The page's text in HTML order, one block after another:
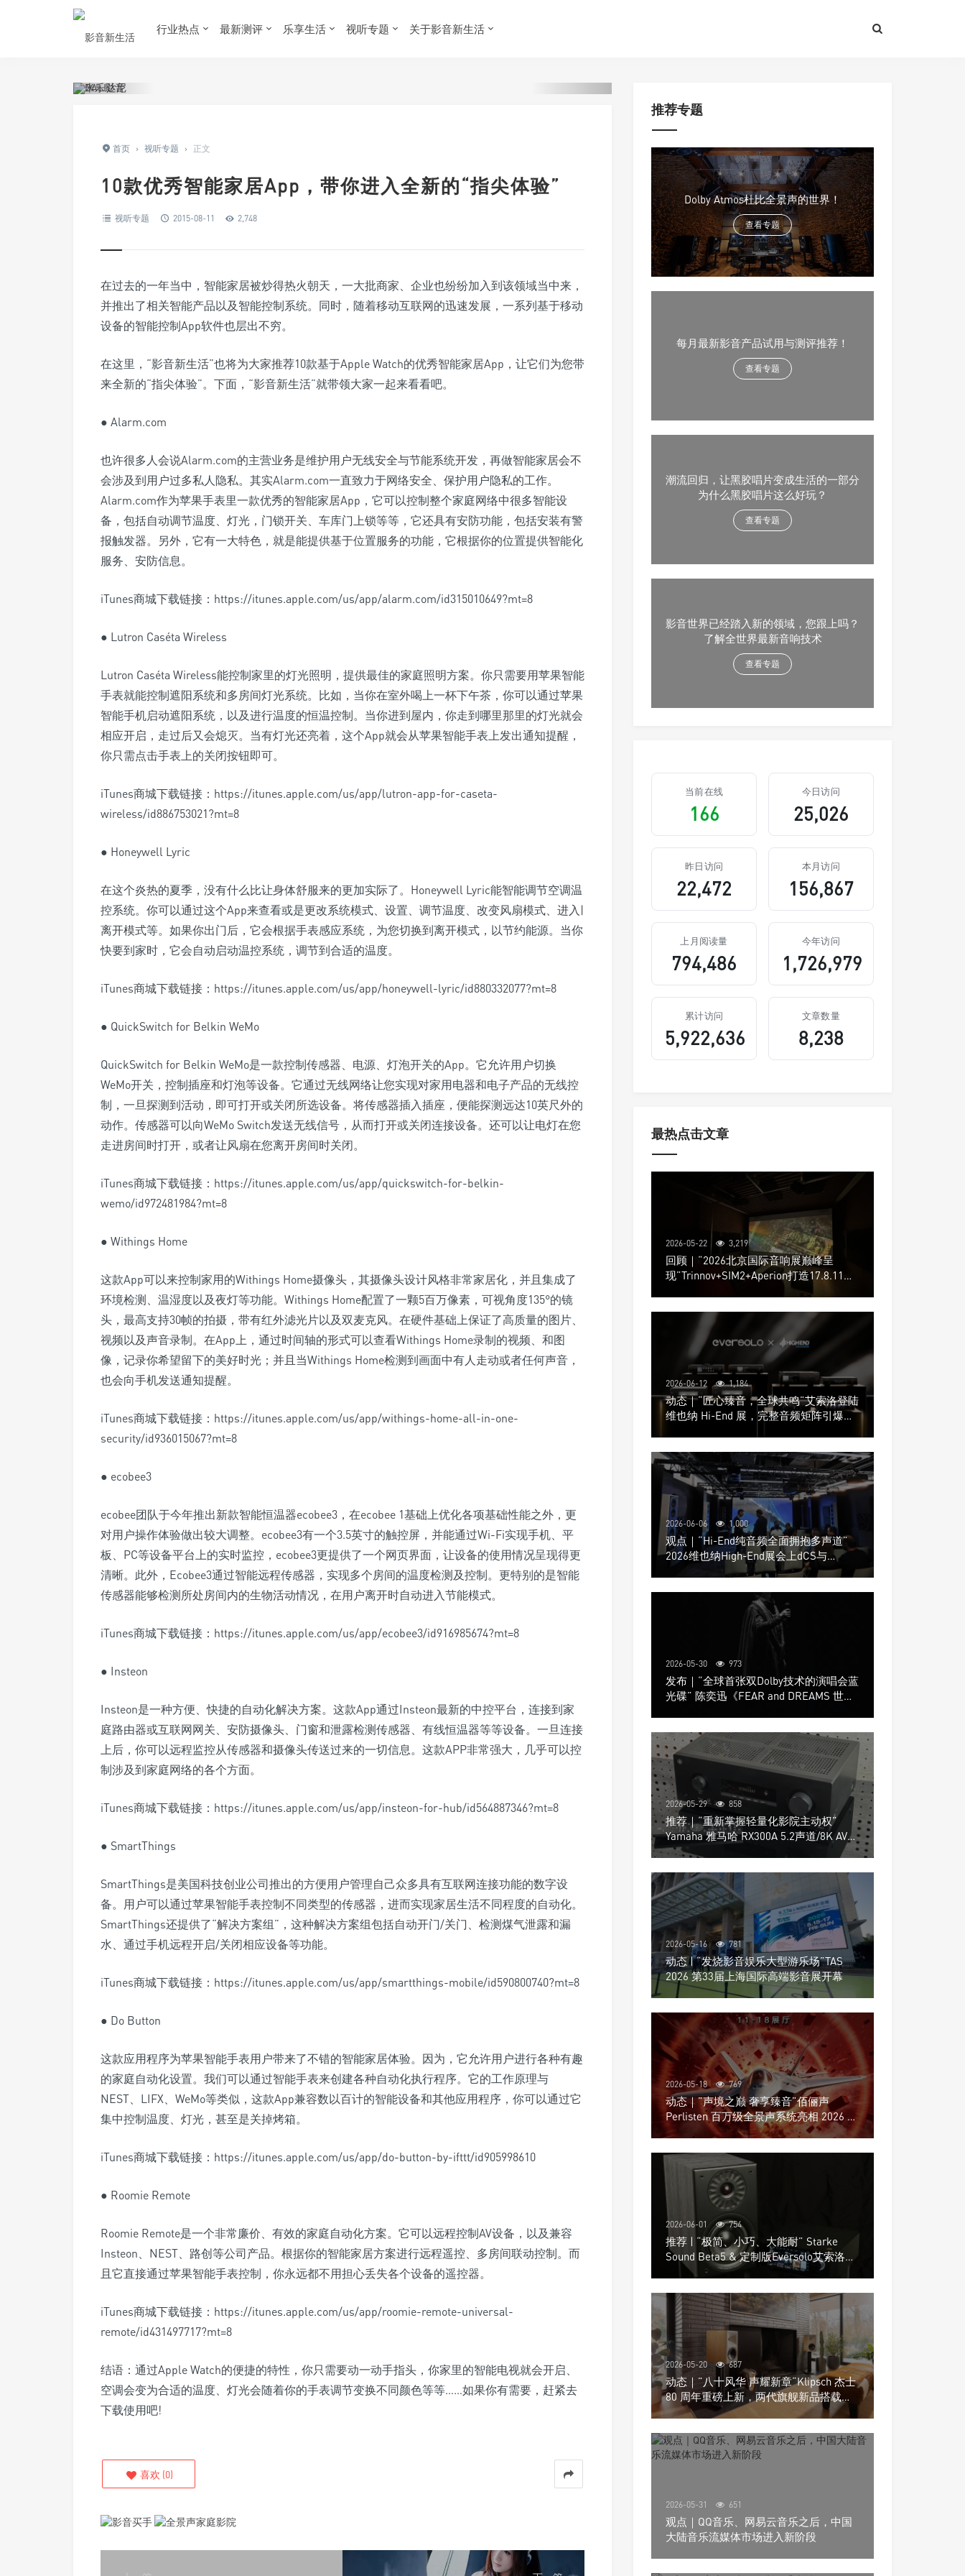
行业热点 最新测评 乐享生活 视听专题 关于影音新生活
首页 › 视听专题 › 正文
10款优秀智能家居App，带你进入全新的“指尖体验”
视听专题 2015-08-11 2,748
在过去的一年当中，智能家居被炒得热火朝天，一大批商家、企业也纷纷加入到该领域当中来，
并推出了相关智能产品以及智能控制系统。同时，随着移动互联网的迅速发展，一系列基于移动
设备的智能控制App软件也层出不穷。
在这里，“影音新生活”也将为大家推荐10款基于Apple Watch的优秀智能家居App，让它们为您带
来全新的“指尖体验”。下面，“影音新生活”就带领大家一起来看看吧。
● Alarm.com
也许很多人会说Alarm.com的主营业务是维护用户无线安全与节能系统开发，再做智能家居会不
会涉及到用户过多私人隐私。其实Alarm.com一直致力于网络安全、保护用户隐私的工作。
Alarm.com作为苹果手表里一款优秀的智能家居App，它可以控制整个家庭网络中很多智能设
备，包括自动调节温度、灯光，门锁开关、车库门上锁等等，它还具有安防功能，包括安装有警
报触发器。另外，它有一大特色，就是能提供基于位置服务的功能，它根据你的位置提供智能化
服务、安防信息。
iTunes商城下载链接：https://itunes.apple.com/us/app/alarm.com/id315010649?mt=8
● Lutron Caséta Wireless
Lutron Caséta Wireless能控制家里的灯光照明，提供最佳的家庭照明方案。你只需要用苹果智能
手表就能控制遮阳系统和多房间灯光系统。比如，当你在室外喝上一杯下午茶，你可以通过苹果
智能手机启动遮阳系统，以及进行温度的恒温控制。当你进到屋内，你走到哪里那里的灯光就会
相应开启，走过后又会熄灭。当有灯光还亮着，这个App就会从苹果智能手表上发出通知提醒，
你只需点击手表上的关闭按钮即可。
iTunes商城下载链接：https://itunes.apple.com/us/app/lutron-app-for-caseta-
wireless/id886753021?mt=8
● Honeywell Lyric
在这个炎热的夏季，没有什么比让身体舒服来的更加实际了。Honeywell Lyric能智能调节空调温
控系统。你可以通过这个App来查看或是更改系统模式、设置、调节温度、改变风扇模式、进入|
离开模式等。如果你出门后，它会根据手表感应系统，为您切换到离开模式，以节约能源。当你
快要到家时，它会自动启动温控系统，调节到合适的温度。
iTunes商城下载链接：https://itunes.apple.com/us/app/honeywell-lyric/id880332077?mt=8
● QuickSwitch for Belkin WeMo
QuickSwitch for Belkin WeMo是一款控制传感器、电源、灯泡开关的App。它允许用户切换
WeMo开关，控制插座和灯泡等设备。它通过无线网络让您实现对家用电器和电子产品的无线控
制，一旦探测到活动，即可打开或关闭所选设备。将传感器插入插座，便能探测远达10英尺外的
动作。传感器可以向WeMo Switch发送无线信号，从而打开或关闭连接设备。还可以让电灯在您
走进房间时打开，或者让风扇在您离开房间时关闭。
iTunes商城下载链接：https://itunes.apple.com/us/app/quickswitch-for-belkin-
wemo/id972481984?mt=8
● Withings Home
这款App可以来控制家用的Withings Home摄像头，其摄像头设计风格非常家居化，并且集成了
环境检测、温湿度以及夜灯等功能。Withings Home配置了一颗5百万像素，可视角度135°的镜
头，最高支持30帧的拍摄，带有红外滤光片以及双麦克风。在硬件基础上保证了高质量的图片、
视频以及声音录制。在App上，通过时间轴的形式可以查看Withings Home录制的视频、和图
像，记录你希望留下的美好时光；并且当Withings Home检测到画面中有人走动或者任何声音，
也会向手机发送通知提醒。
iTunes商城下载链接：https://itunes.apple.com/us/app/withings-home-all-in-one-
security/id936015067?mt=8
● ecobee3
ecobee团队于今年推出新款智能恒温器ecobee3，在ecobee 1基础上优化各项基础性能之外，更
对用户操作体验做出较大调整。ecobee3有一个3.5英寸的触控屏，并能通过Wi-Fi实现手机、平
板、PC等设备平台上的实时监控，ecobee3更提供了一个网页界面，让设备的使用情况呈现得更
清晰。此外，Ecobee3通过智能远程传感器，实现多个房间的温度检测及控制。更特别的是智能
传感器能够检测所处房间内的生物活动情况，在用户离开时自动进入节能模式。
iTunes商城下载链接：https://itunes.apple.com/us/app/ecobee3/id916985674?mt=8
● Insteon
Insteon是一种方便、快捷的自动化解决方案。这款App通过Insteon最新的中控平台，连接到家
庭路由器或互联网网关、安防摄像头、门窗和泄露检测传感器、有线恒温器等等设备。一旦连接
上后，你可以远程监控从传感器和摄像头传送过来的一切信息。这款APP非常强大，几乎可以控
制涉及到家庭网络的各个方面。
iTunes商城下载链接：https://itunes.apple.com/us/app/insteon-for-hub/id564887346?mt=8
● SmartThings
SmartThings是美国科技创业公司推出的方便用户管理自己众多具有互联网连接功能的数字设
备。用户可以通过苹果智能手表控制不同类型的传感器，进而实现家居生活不同程度的自动化。
SmartThings还提供了“解决方案组”，这种解决方案组包括自动开门/关门、检测煤气泄露和漏
水、通过手机远程开启/关闭相应设备等功能。
iTunes商城下载链接：https://itunes.apple.com/us/app/smartthings-mobile/id590800740?mt=8
● Do Button
这款应用程序为苹果智能手表用户带来了不错的智能家居体验。因为，它允许用户进行各种有趣
的家庭自动化设置。我们可以通过智能手表来创建各种自动化执行程序。它的工作原理与
NEST、LIFX、WeMo等类似，这款App兼容数以百计的智能设备和其他应用程序，你可以通过它
集中控制温度、灯光，甚至是关掉烤箱。
iTunes商城下载链接：https://itunes.apple.com/us/app/do-button-by-ifttt/id905998610
● Roomie Remote
Roomie Remote是一个非常廉价、有效的家庭自动化方案。它可以远程控制AV设备，以及兼容
Insteon、NEST、路创等公司产品。根据你的智能家居方案进行远程遥控、多房间联动控制。而
且它直接通过苹果智能手表控制，你永远都不用担心丢失各个设备的遥控器。
iTunes商城下载链接：https://itunes.apple.com/us/app/roomie-remote-universal-
remote/id431497717?mt=8
结语：通过Apple Watch的便捷的特性，你只需要动一动手指头，你家里的智能电视就会开启、
空调会变为合适的温度、灯光会随着你的手表调节变换不同颜色等等……如果你有需要，赶紧去
下载使用吧!
喜欢 (0)
推荐专题
Dolby Atmos杜比全景声的世界！
查看专题
每月最新影音产品试用与测评推荐！
查看专题
潮流回归，让黑胶唱片变成生活的一部分
为什么黑胶唱片这么好玩？
查看专题
影音世界已经踏入新的领域，您跟上吗？
了解全世界最新音响技术
查看专题
当前在线
166
今日访问
25,026
昨日访问
22,472
本月访问
156,867
上月阅读量
794,486
今年访问
1,726,979
累计访问
5,922,636
文章数量
8,238
最热点击文章
2026-05-22 3,219
回顾｜“2026北京国际音响展巅峰呈
现”Trinnov+SIM2+Aperion打造17.8.11声
2026-06-12 1,184
动态｜“匠心臻音，全球共鸣”艾索洛登陆
维也纳 Hi-End 展，完整音频矩阵引爆关
2026-06-06 1,000
观点｜“Hi-End纯音频全面拥抱多声道”
2026维也纳High-End展会上dCS与
Trinnov Audio搭建多声道演示系统
2026-05-30 973
发布｜“全球首张双Dolby技术的演唱会蓝
光碟” 陈奕迅《FEAR and DREAMS 世界
2026-05-29 858
推荐｜“重新掌握轻量化影院主动权”
Yamaha 雅马哈 RX300A 5.2声道/8K AV放
大器
2026-05-16 781
动态 | “发烧影音娱乐大型游乐场”TAS
2026 第33届上海国际高端影音展开幕
2026-05-18 769
动态｜”声境之巅 奢享臻音”佰俪声
Perlisten 百万级全景声系统亮相 2026 北
京国际音响展
2026-06-01 754
推荐 | “极简、小巧、大能耐” Starke
Sound Beta5 & 定制版Eversolo艾索洛
Play音响组合
2026-05-20 687
动态｜”八十风华 声耀新章“Klipsch 杰士
80 周年重磅上新，两代旗舰新品搭载硬
核配置音质再升级
2026-05-31 651
观点｜QQ音乐、网易云音乐之后，中国
大陆音乐流媒体市场进入新阶段